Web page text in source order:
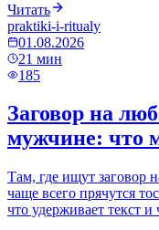
Читать
praktiki-i-ritualy
01.08.2026
21 мин
185
Заговор на
мужчине: что
Там, где ищут заговор
чаще всего прячутся
что удерживает текст и